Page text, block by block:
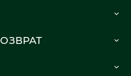
персональных данных